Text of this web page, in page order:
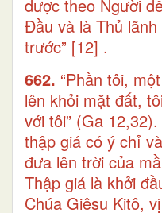
được theo Người
Đầu và là Thủ
trước” [12] .
662. “Phần tôi,
lên khỏi mặt đất,
với tôi” (Ga
thập giá có ý chỉ
đưa lên trời của
Thập giá là khởi
Chúa Giêsu Kitô,